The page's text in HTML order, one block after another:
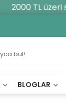
2000 TL üzeri
BLOGLAR